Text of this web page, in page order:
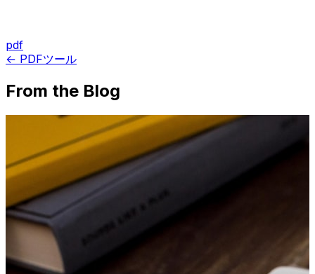
pdf
← PDFツール
From the Blog